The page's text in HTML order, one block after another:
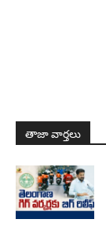
తాజా వార్తలు